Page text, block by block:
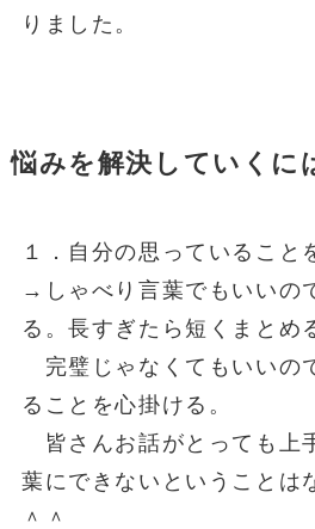
りました。
悩みを解決していくに
１．自分の思っていること
→しゃべり言葉でもいいの
る。長すぎたら短くまとめ
完璧じゃなくてもいいの
ることを心掛ける。
皆さんお話がとっても上
葉にできないということは
＾＾